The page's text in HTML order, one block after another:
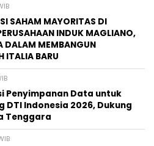
SAHAM MAYORITAS DI
INDUK MAGLIANO,
DALAM MEMBANGUN
ITALIA BARU
Penyimpanan Data untuk
DTI Indonesia 2026, Dukung
Tenggara